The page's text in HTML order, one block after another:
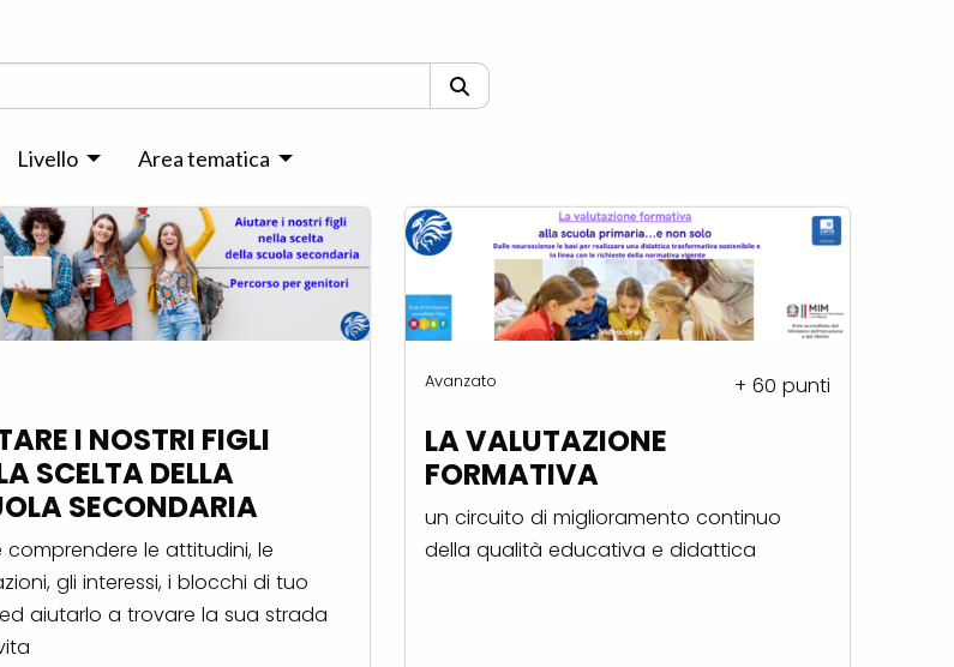
Livello Area tematica
I NOSTRI FIGLI
SCELTA DELLA
SECONDARIA
comprendere le attitudini, le
gli interessi, i blocchi di tuo
aiutarlo a trovare la sua strada
Avanzato + 60 punti
LA VALUTAZIONE
FORMATIVA
un circuito di miglioramento continuo
della qualità educativa e didattica